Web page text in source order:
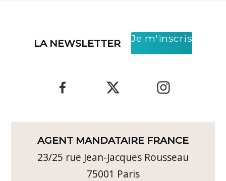
LA NEWSLETTER Je m'inscris
AGENT MANDATAIRE FRANCE
23/25 rue Jean-Jacques Rousseau
75001 Paris